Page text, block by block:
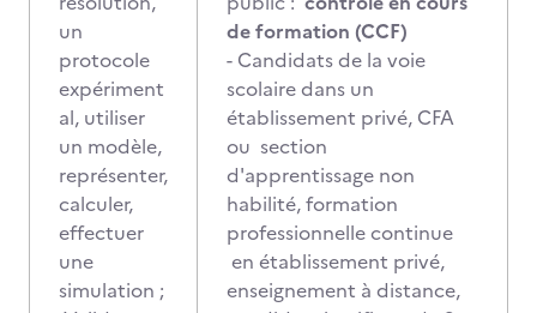
un
protocole
expériment
al, utiliser
un modèle,
représenter,
calculer,
effectuer
une
simulation ;
de formation (CCF)
- Candidats de la voie
scolaire dans un
établissement privé, CFA
ou section
d'apprentissage non
habilité, formation
professionnelle continue
en établissement privé,
enseignement à distance,